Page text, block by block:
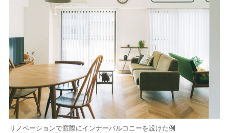
リノベーションで窓際にインナーバルコニーを設けた例